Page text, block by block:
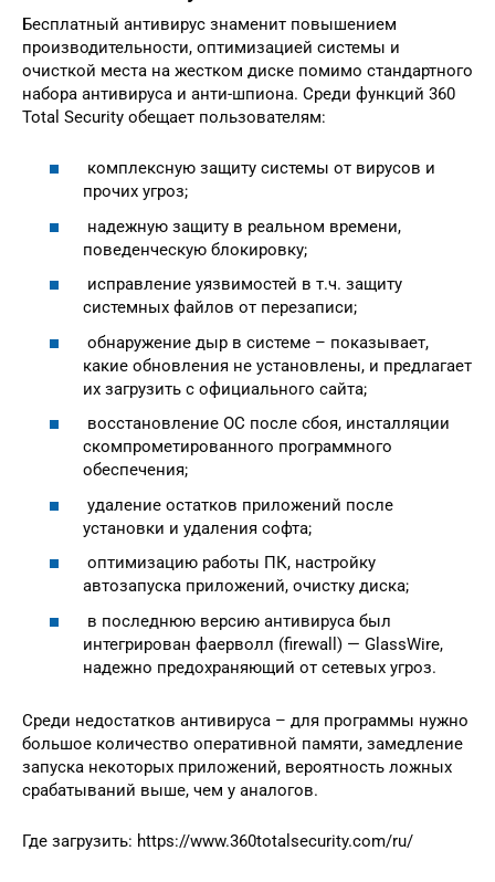
Бесплатный антивирус знаменит повышением
производительности, оптимизацией системы и
очисткой места на жестком диске помимо стандартного
набора антивируса и анти-шпиона. Среди функций 360
Total Security обещает пользователям:
комплексную защиту системы от вирусов и
прочих угроз;
надежную защиту в реальном времени,
поведенческую блокировку;
исправление уязвимостей в т.ч. защиту
системных файлов от перезаписи;
обнаружение дыр в системе – показывает,
какие обновления не установлены, и предлагает
их загрузить с официального сайта;
восстановление ОС после сбоя, инсталляции
скомпрометированного программного
обеспечения;
удаление остатков приложений после
установки и удаления софта;
оптимизацию работы ПК, настройку
автозапуска приложений, очистку диска;
в последнюю версию антивируса был
интегрирован фаерволл (firewall) — GlassWire,
надежно предохраняющий от сетевых угроз.
Среди недостатков антивируса – для программы нужно
большое количество оперативной памяти, замедление
запуска некоторых приложений, вероятность ложных
срабатываний выше, чем у аналогов.
Где загрузить: https://www.360totalsecurity.com/ru/